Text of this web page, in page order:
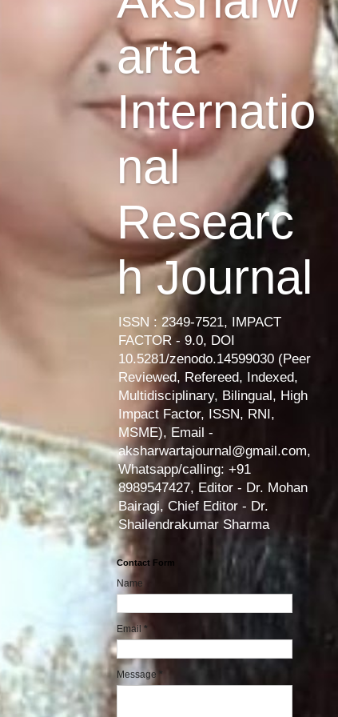
arta
Internatio
nal
Researc
h Journal
ISSN : 2349-7521, IMPACT
FACTOR - 9.0, DOI
10.5281/zenodo.14599030 (Peer
Reviewed, Refereed, Indexed,
Multidisciplinary, Bilingual, High
Impact Factor, ISSN, RNI,
MSME), Email -
aksharwartajournal@gmail.com,
Whatsapp/calling: +91
8989547427, Editor - Dr. Mohan
Bairagi, Chief Editor - Dr.
Shailendrakumar Sharma
Contact Form
Name
Email *
Message *